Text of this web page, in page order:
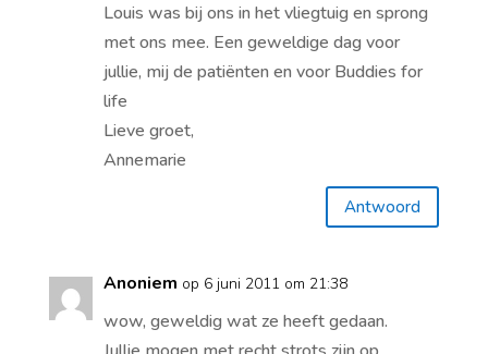
Louis was bij ons in het vliegtuig en sprong
met ons mee. Een geweldige dag voor
jullie, mij de patiënten en voor Buddies for
life
Lieve groet,
Annemarie
Antwoord
Anoniem op 6 juni 2011 om 21:38
wow, geweldig wat ze heeft gedaan.